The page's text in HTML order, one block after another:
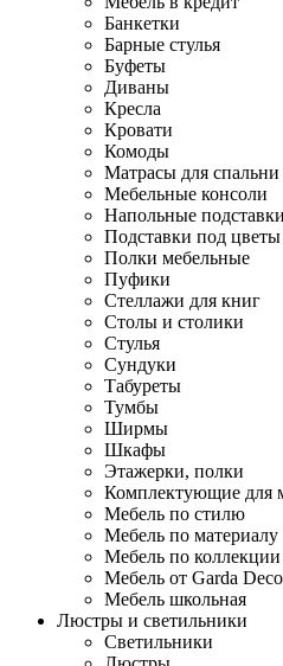
Банкетки
Барные стулья
Буфеты
Диваны
Кресла
Кровати
Комоды
Матрасы для спальни
Мебельные консоли
Напольные подставки
Подставки под цветы
Полки мебельные
Пуфики
Стеллажи для книг
Столы и столики
Стулья
Сундуки
Табуреты
Тумбы
Ширмы
Шкафы
Этажерки, полки
Комплектующие для
Мебель по стилю
Мебель по материалу
Мебель по коллекции
Мебель от Garda
Мебель школьная
Люстры и светильники
Светильники